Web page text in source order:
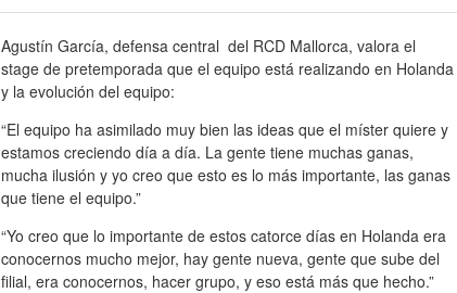
Agustín García, defensa central del RCD Mallorca, valora el
stage de pretemporada que el equipo está realizando en Holanda
y la evolución del equipo:
“El equipo ha asimilado muy bien las ideas que el míster quiere y
estamos creciendo día a día. La gente tiene muchas ganas,
mucha ilusión y yo creo que esto es lo más importante, las ganas
que tiene el equipo.”
“Yo creo que lo importante de estos catorce días en Holanda era
conocernos mucho mejor, hay gente nueva, gente que sube del
filial, era conocernos, hacer grupo, y eso está más que hecho.”